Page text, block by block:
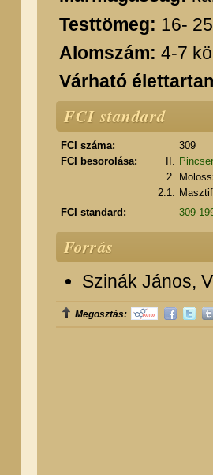
Testtömeg: 16-
Alomszám: 4-7
Várható
FCI standard
FCI száma:
309
FCI besorolása:
II.
2.
2.1.
FCI standard:
309-
Forrás
Szinák János,
Megosztás: